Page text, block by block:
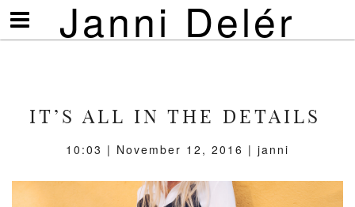
Janni Delér
Visa/göm
meny
IT’S ALL IN THE DETAILS
10:03 | November 12, 2016 | janni